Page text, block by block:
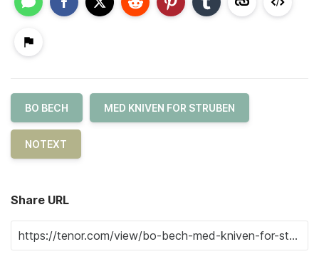
BO BECH MED KNIVEN FOR STRUBEN
NOTEXT
Share URL